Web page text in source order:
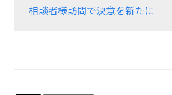
相談者様訪問で決意を新たに